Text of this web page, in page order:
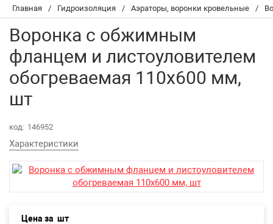
Главная / Гидроизоляция / Аэраторы, воронки кровельные /
Воронка с обжимным
фланцем и листоуловителем
обогреваемая 110х600 мм,
шт
код: 146952
Характеристики
Цена за шт
Организациям
Опыт поставок
Статьи
Контакты
Возврат товара
Екатеринбург